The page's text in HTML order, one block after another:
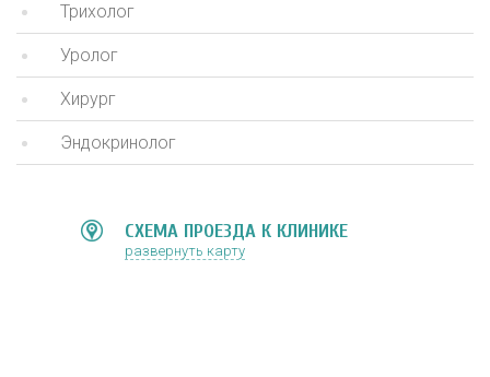
Трихолог
Уролог
Хирург
Эндокринолог
СХЕМА ПРОЕЗДА К КЛИНИКЕ
развернуть карту